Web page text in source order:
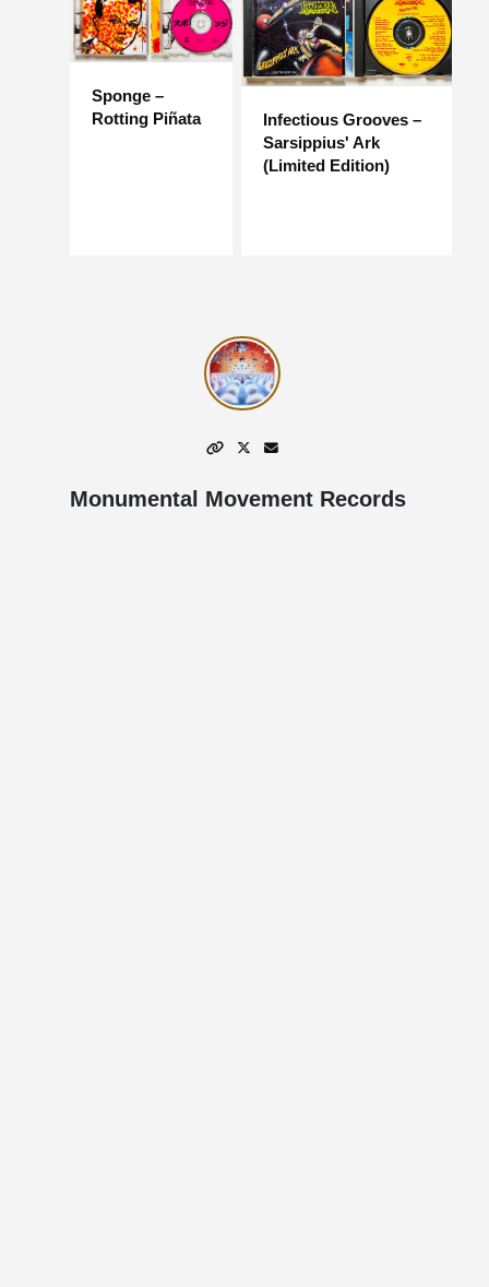
Sponge –
Rotting Piñata
Infectious Grooves –
Sarsippius' Ark
(Limited Edition)
Monumental Movement Records